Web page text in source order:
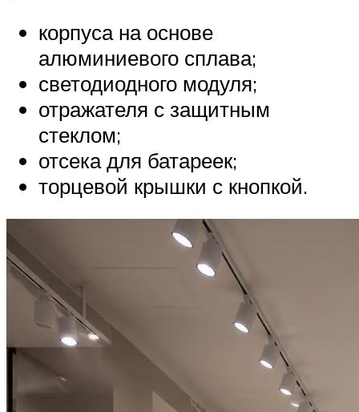
корпуса на основе
алюминиевого сплава;
светодиодного модуля;
отражателя с защитным
стеклом;
отсека для батареек;
торцевой крышки с кнопкой.